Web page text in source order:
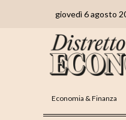
giovedì 6 agosto
Economia & Finanza